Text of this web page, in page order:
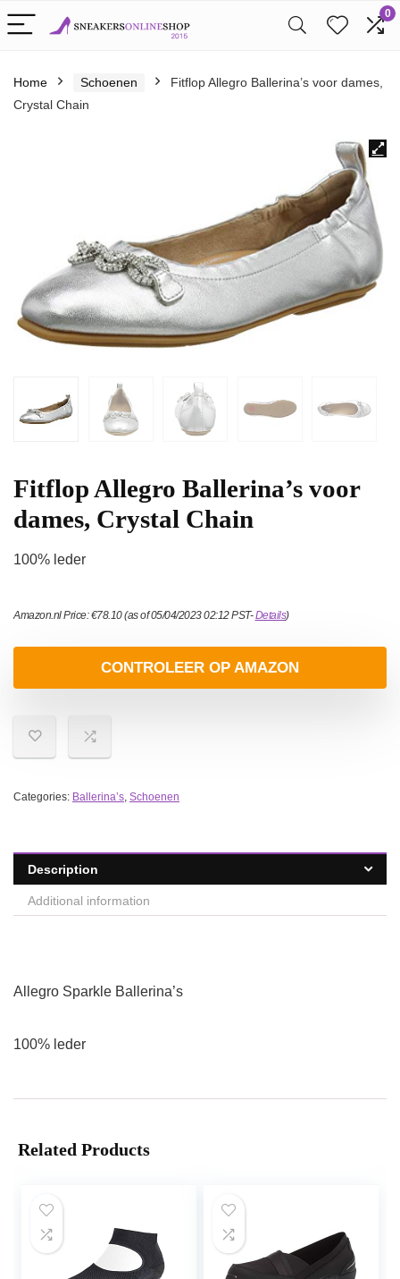
0
Home Schoenen
Fitflop Allegro Ballerina’s voor dames,
Crystal Chain
Fitflop Allegro Ballerina’s voor
dames, Crystal Chain
100% leder
Amazon.nl Price:€78.10(as of 05/04/2023 02:12 PST-Details)
CONTROLEER OP AMAZON
Categories: Ballerina’s, Schoenen
Description
Additional information
Allegro Sparkle Ballerina’s
100% leder
Related Products